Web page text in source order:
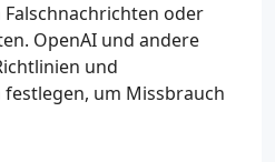
oder
OpenAI und andere
und
um Missbrauch